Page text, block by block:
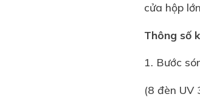
cửa hộp
Thông số
1. Bước
(8 đèn UV